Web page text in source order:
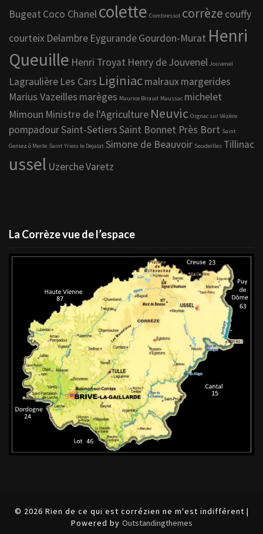
Bugeat Coco Chanelcolette Combressol corrèze couffy
courteix Delambre EygurandeGourdon-Murat Henri
Queuille Henri Troyat Henry de Jouvenel Jouvenel
Lagraulière Les Cars Liginiacmalrauxmargerides
Marius Vazeilles marèges Maurice Biraud Maussac michelet
Mimoun Ministre de l'Agriculture Neuvic Orgnac sur Vézère
pompadourSaint-SetiersSaint Bonnet Près Bort Saint
Geniez ô Merle Saint Yrieix le Dejalat Simone de Beauvoir Soudeilles Tillinac
ussel UzercheVaretz
La Corrèze vue de l’espace
© 2026 Rien de ce qui est corrézien ne m'est indifférent |
Powered by Outstandingthemes